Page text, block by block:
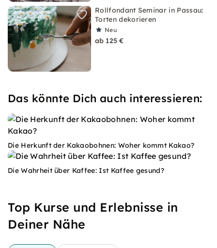
Rollfondant Seminar in Passau:
Torten dekorieren
Neu
ab 125 €
Das könnte Dich auch interessieren:
Die Herkunft der Kakaobohnen: Woher kommt Kakao?
Die Wahrheit über Kaffee: Ist Kaffee gesund?
Top Kurse und Erlebnisse in
Deiner Nähe